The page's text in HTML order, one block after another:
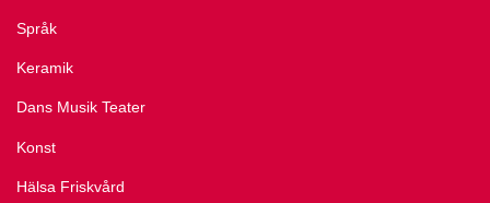
Språk
Keramik
Dans Musik Teater
Konst
Hälsa Friskvård